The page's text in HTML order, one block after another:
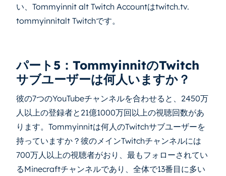
い、Tommyinnit alt Twitch Accountはtwitch.tv.
tommyinnitalt Twitchです。
パート5：TommyinnitのTwitch
サブユーザーは何人いますか？
彼の7つのYouTubeチャンネルを合わせると、2450万
人以上の登録者と21億1000万回以上の視聴回数があ
ります。Tommyinnitは何人のTwitchサブユーザーを
持っていますか？彼のメインTwitchチャンネルには
700万人以上の視聴者がおり、最もフォローされてい
るMinecraftチャンネルであり、全体で13番目に多い